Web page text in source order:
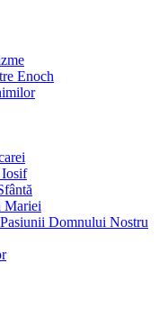
Enoch
Iosif
Mariei
Domnului Nostru